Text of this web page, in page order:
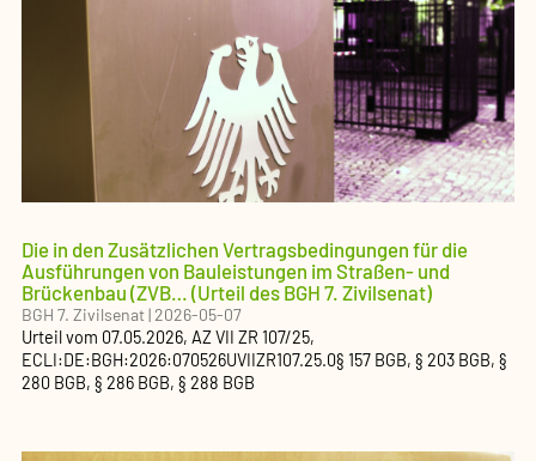
Die in den Zusätzlichen Vertragsbedingungen für die
Ausführungen von Bauleistungen im Straßen- und
Brückenbau (ZVB… (Urteil des BGH 7. Zivilsenat)
BGH 7. Zivilsenat|2026-05-07
Urteilvom 07.05.2026, AZVII ZR 107/25,
ECLI:DE:BGH:2026:070526UVIIZR107.25.0§ 157 BGB, § 203 BGB, §
280 BGB, § 286 BGB, § 288 BGB